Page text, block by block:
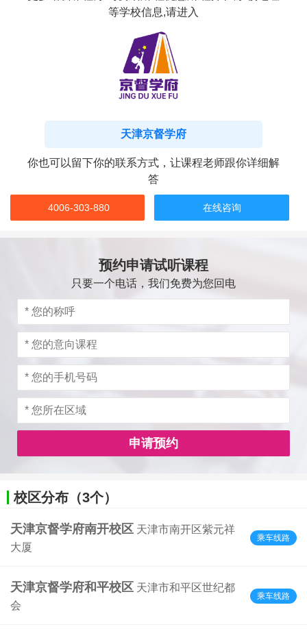
等学校信息,请进入
天津京督学府
你也可以留下你的联系方式，让课程老师跟你详细解
答
4006-303-880 在线咨询
预约申请试听课程
只要一个电话，我们免费为您回电
申请预约
校区分布（3个）
天津京督学府南开校区 天津市南开区紫元祥
大厦
乘车线路
天津京督学府和平校区 天津市和平区世纪都
会
乘车线路